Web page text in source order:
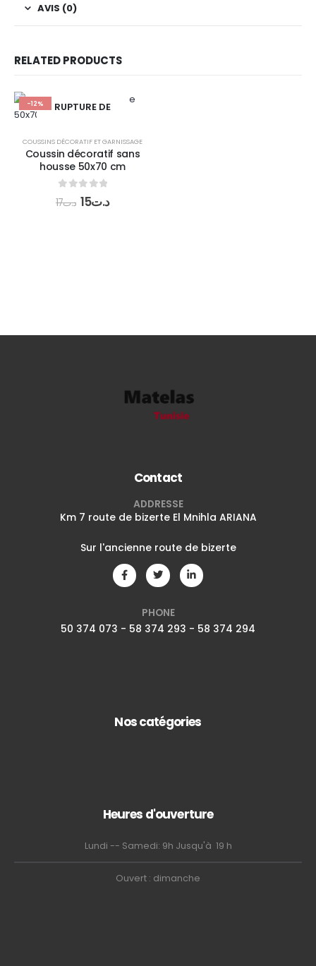
AVIS (0)
RELATED PRODUCTS
-12% RUPTURE DE
COUSSINS DÉCORATIF ET GARNISSAGE
Coussin décoratif sans
housse 50x70 cm
out of 5
د.ت17 د.ت15
Contact
ADDRESSE
Km 7 route de bizerte El Mnihla ARIANA
Sur l'ancienne route de bizerte
PHONE
50 374 073 - 58 374 293 - 58 374 294
Nos catégories
Heures d'ouverture
Lundi -- Samedi: 9h Jusqu'à 19 h
Ouvert : dimanche